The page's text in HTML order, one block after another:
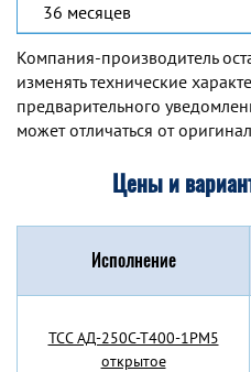
36 месяцев
Компания-производитель
изменять технические
предварительного
может отличаться от
Цены и
Исполнение
TCC АД-250С-Т400-1РМ5
открытое